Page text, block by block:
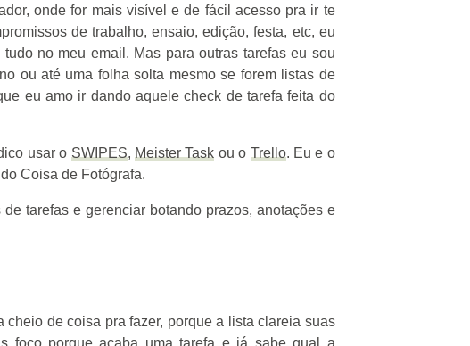
onde for mais visível e de fácil acesso pra ir te
de trabalho, ensaio, edição, festa, etc, eu
no meu email. Mas para outras tarefas eu sou
ou até uma folha solta mesmo se forem listas de
eu amo ir dando aquele check de tarefa feita do
usar o SWIPES, Meister Task ou o Trello. Eu e o
Coisa de Fotógrafa.
tarefas e gerenciar botando prazos, anotações e
de coisa pra fazer, porque a lista clareia suas
foco porque acaba uma tarefa e já sabe qual a